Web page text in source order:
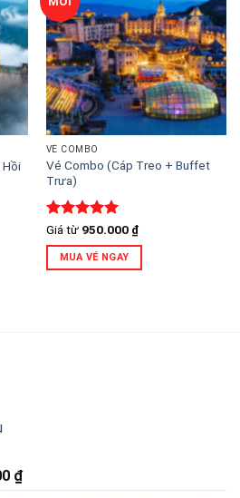
Hồi
wishlist
VÉ COMBO
Vé Combo (Cáp Treo + Buffet
Trưa)
Được xếp
hạng55
sao
Giá từ 950.000 ₫
MUA VÉ NGAY
₫